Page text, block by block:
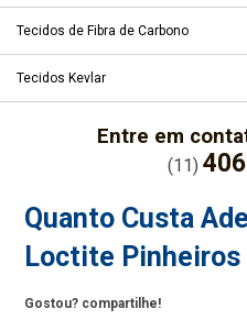
Tecidos de Fibra de Carbono
Tecidos Kevlar
Entre em
(11)
Quanto Custa
Loctite Pinheiros
Gostou? compartilhe!